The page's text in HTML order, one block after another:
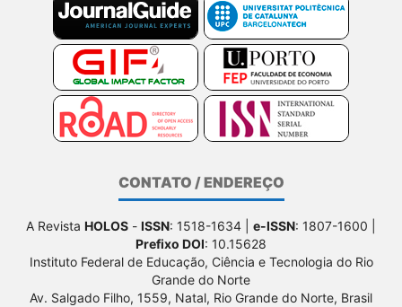
CONTATO / ENDEREÇO
A Revista HOLOS - ISSN: 1518-1634 | e-ISSN: 1807-1600 |
Prefixo DOI: 10.15628
Instituto Federal de Educação, Ciência e Tecnologia do Rio
Grande do Norte
Av. Salgado Filho, 1559, Natal, Rio Grande do Norte, Brasil